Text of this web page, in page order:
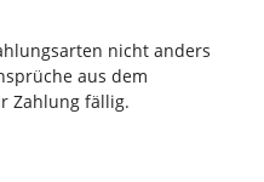
nicht anders
aus dem
Zahlung fällig.